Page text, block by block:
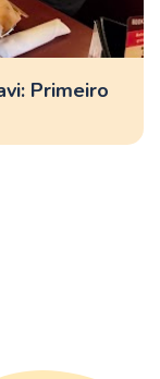
Primeiro